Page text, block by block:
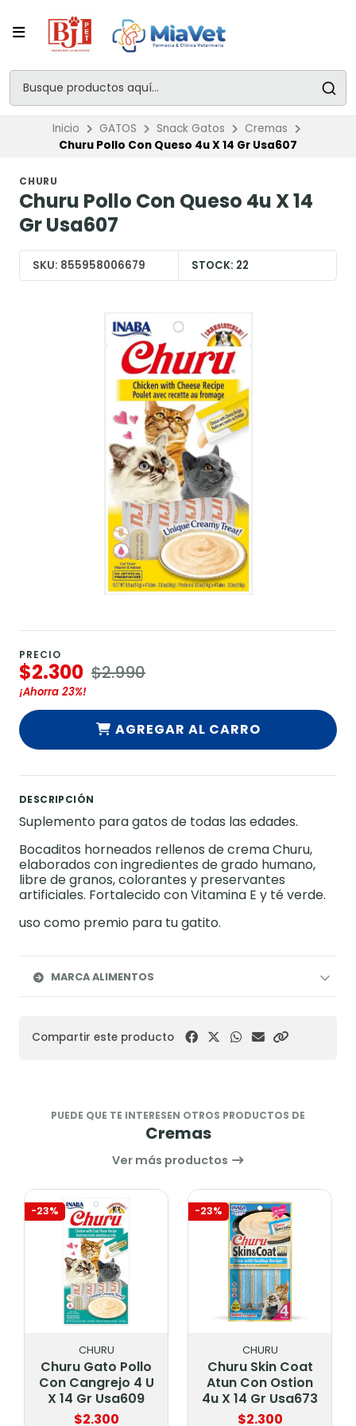
Inicio GATOS Snack Gatos
Cremas
Churu Pollo Con Queso 4u X 14 Gr Usa607
CHURU
Churu Pollo Con Queso 4u X 14
Gr Usa607
SKU: 855958006679 STOCK: 22
PRECIO
$2.300 $2.990
¡Ahorra 23%!
AGREGAR AL CARRO
DESCRIPCIÓN
Suplemento para gatos de todas las edades.
Bocaditos horneados rellenos de crema Churu,
elaborados con ingredientes de grado humano,
libre de granos, colorantes y preservantes
artificiales. Fortalecido con Vitamina E y té verde.
uso como premio para tu gatito.
MARCA ALIMENTOS
Compartir este producto
PUEDE QUE TE INTERESEN OTROS PRODUCTOS DE
Cremas
Ver más productos
-23%
CHURU
Churu Skin Coat
Atun Con Ostion
4u X 14 Gr Usa673
$2.300
-34%
INABA
Churu Gato
Variedades De
Atun 20 Unid
$8.500